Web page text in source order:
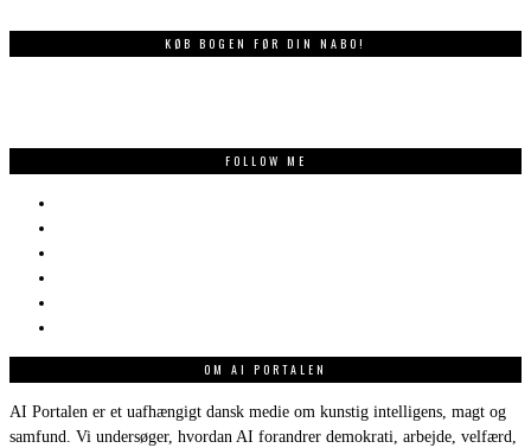
KØB BOGEN FØR DIN NABO!
FOLLOW ME
OM AI PORTALEN
AI Portalen er et uafhængigt dansk medie om kunstig intelligens, magt og
samfund. Vi undersøger, hvordan AI forandrer demokrati, arbejde, velfærd,